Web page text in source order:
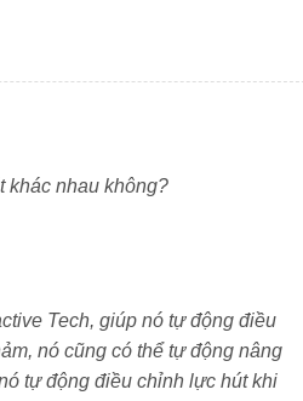
khác nhau không?
Tech, giúp nó tự động điều
nó cũng có thể tự động nâng
tự động điều chỉnh lực hút khi